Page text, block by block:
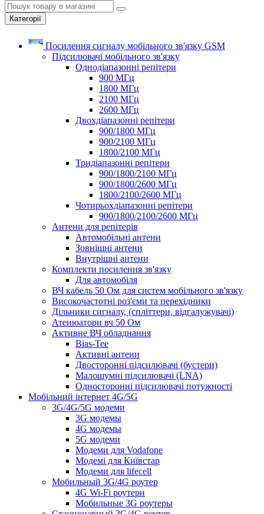
Категорії
Посилення сигналу мобільного зв'язку GSM
Підсилювачі мобільного зв'язку
Однодіапазонні репітери
900 МГц
1800 МГц
2100 МГц
2600 МГц
Двохдіапазонні репітери
900/1800 МГц
900/2100 МГц
1800/2100 МГц
Тридіапазонні репітери
900/1800/2100 МГц
900/1800/2600 МГц
1800/2100/2600 МГц
Чотирьохдіапазонні репітери
900/1800/2100/2600 МГц
Антени для репітерів
Автомобільні антени
Зовнішні антени
Внутрішні антени
Комплекти посилення зв'язку
Для автомобіля
ВЧ кабель 50 Ом для систем мобільного зв'язку
Високочастотні роз'єми та перехідники
Дільники сигналу, (спліттери, відгалужувачі)
Атенюатори вч 50 Ом
Активне ВЧ обладнання
Bias-Tee
Активні антени
Двосторонні підсилювачі (бустери)
Малошумні підсилювачі (LNA)
Односторонні підсилювачі потужності
Мобільний інтернет 4G/5G
3G/4G/5G модеми
3G модемы
4G модемы
5G модеми
Модеми для Vodafone
Модемі для Київстар
Модеми для lifecell
Мобильный 3G/4G роутер
4G Wi-Fi роутери
Мобильные 3G роутеры